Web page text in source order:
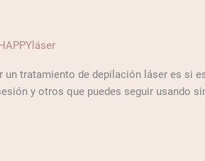
tratamiento de depilación láser es
y otros que puedes seguir usando